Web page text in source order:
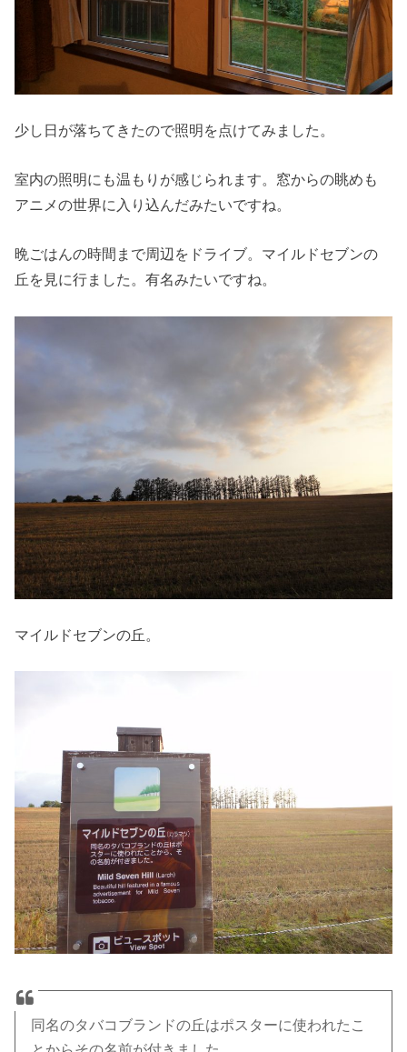
少し日が落ちてきたので照明を点けてみました。
室内の照明にも温もりが感じられます。窓からの眺めも
アニメの世界に入り込んだみたいですね。
晩ごはんの時間まで周辺をドライブ。マイルドセブンの
丘を見に行ました。有名みたいですね。
マイルドセブンの丘。
同名のタバコブランドの丘はポスターに使われたこ